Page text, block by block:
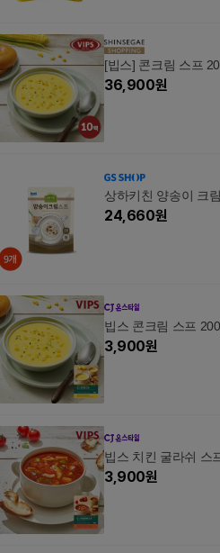
[빕스] 콘크림 스프
36,900원
상하키친 양송이 크
24,660원
빕스 콘크림 스프
3,900원
빕스 치킨 굴라쉬 스
3,900원